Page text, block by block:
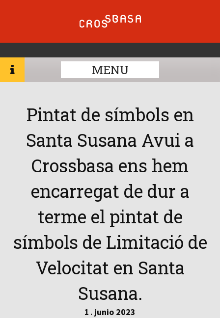
MENU
Pintat de símbols en
Santa Susana Avui a
Crossbasa ens hem
encarregat de dur a
terme el pintat de
símbols de Limitació de
Velocitat en Santa
Susana.
1 . junio 2023